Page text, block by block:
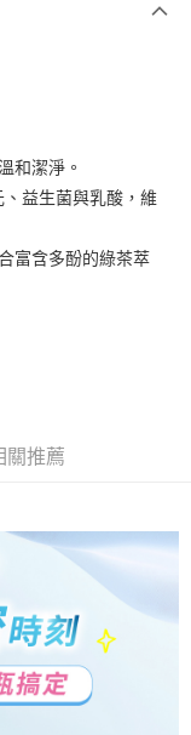
行
業銀行
行
行
）商業銀行
止日，確認付款後即完
確認頁面所載為準。
通過，訂單將自動取
你分期系統評分，恕無
月結算日後寄送繳費提
方式。 讓您購物簡單
員專區綁定中華電信
金額 (1點等於1元)。
和潔淨。
益生菌與乳酸，維
富含多酚的綠茶萃
關推薦